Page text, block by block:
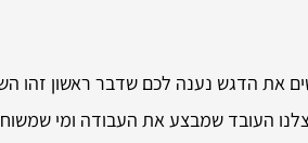
את הדגש נענה לכם שדבר ראשון זהו
העובד שמבצע את העבודה ומי